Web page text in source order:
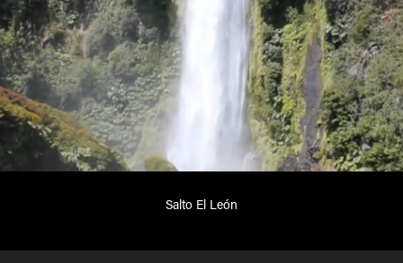
Salto El León